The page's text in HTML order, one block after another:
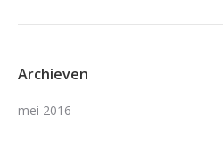
Archieven
mei 2016